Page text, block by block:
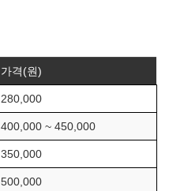
가격(원)
280,000
400,000 ~ 450,000
350,000
500,000